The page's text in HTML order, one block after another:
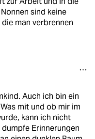
sind keine
die man verbrennen
Auch ich bin ein
mit und ob mir im
kann ich nicht
Erinnerungen